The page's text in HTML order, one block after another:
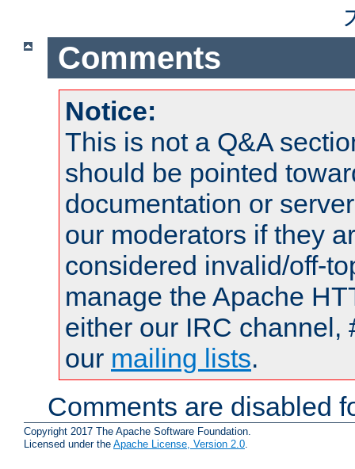
Comments
Notice:
This is not a Q&A
should be pointed
documentation or
our moderators if they
considered invalid/off-
manage the Apache
either our IRC channel,
our mailing lists.
Comments are disabled
Copyright 2017 The Apache Software Foundation.
Licensed under the Apache License, Version 2.0.